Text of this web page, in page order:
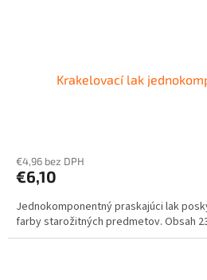
Krakelovací lak
€4,96 bez DPH
€6,10
Jednokomponentný praskajúci lak
farby starožitných predmetov. Obsah